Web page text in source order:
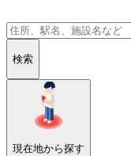
検索
現在地から探す